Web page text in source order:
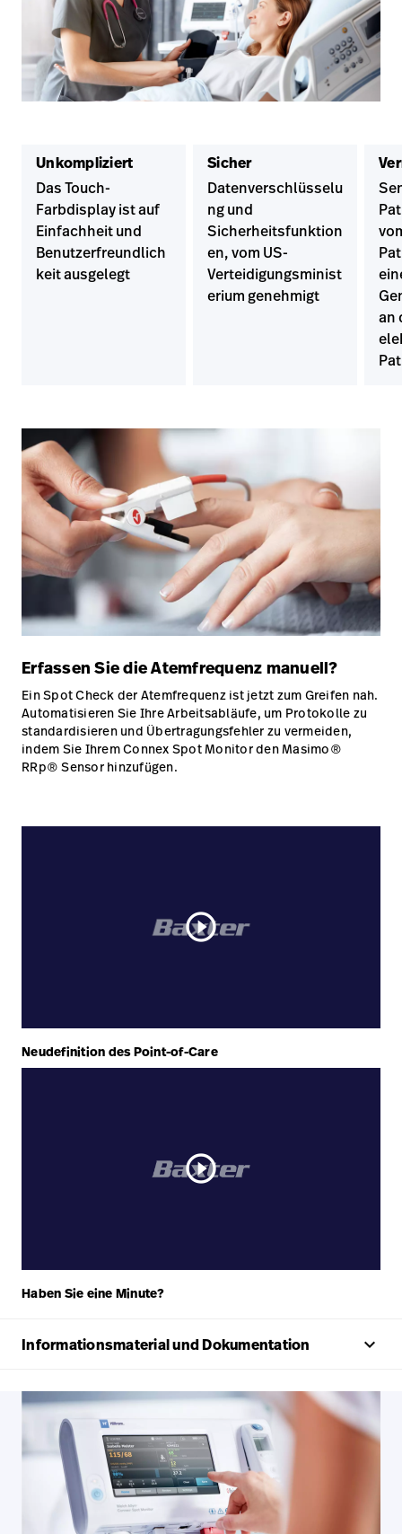
Unkompliziert
Das Touch-
Farbdisplay ist auf
Einfachheit und
Benutzerfreundlich
keit ausgelegt
Sicher
Datenverschlüsselu
ng und
Sicherheitsfunktion
en, vom US-
Verteidigungsminist
erium genehmigt
an
Erfassen Sie die Atemfrequenz manuell?
Ein Spot Check der Atemfrequenz ist jetzt zum Greifen nah.
Automatisieren Sie Ihre Arbeitsabläufe, um Protokolle zu
standardisieren und Übertragungsfehler zu vermeiden,
indem Sie Ihrem Connex Spot Monitor den Masimo®
RRp® Sensor hinzufügen.
play_circle_outline
Neudefinition des Point-of-Care
play_circle_outline
Haben Sie eine Minute?
Informationsmaterial und Dokumentation keyboard_arrow_up